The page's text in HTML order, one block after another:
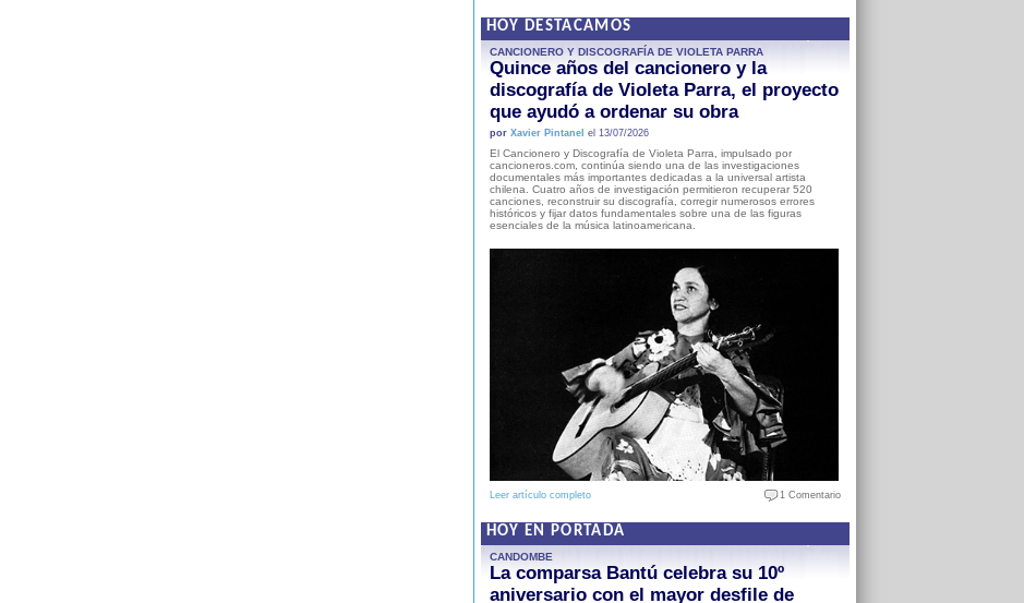
HOY DESTACAMOS
CANCIONERO Y DISCOGRAFÍA DE VIOLETA PARRA
Quince años del cancionero y la
discografía de Violeta Parra, el proyecto
que ayudó a ordenar su obra
por Xavier Pintanel el 13/07/2026
El Cancionero y Discografía de Violeta Parra, impulsado por
cancioneros.com, continúa siendo una de las investigaciones
documentales más importantes dedicadas a la universal artista
chilena. Cuatro años de investigación permitieron recuperar 520
canciones, reconstruir su discografía, corregir numerosos errores
históricos y fijar datos fundamentales sobre una de las figuras
esenciales de la música latinoamericana.
Leer artículo completo 1 Comentario
HOY EN PORTADA
CANDOMBE
La comparsa Bantú celebra su 10º
aniversario con el mayor desfile de